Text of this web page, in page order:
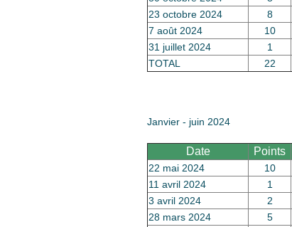
23 octobre 2024
8
7 août 2024
10
31 juillet 2024
1
TOTAL
22
Janvier - juin 2024
Date Points
22 mai 2024 10
11 avril 2024
1
3 avril 2024
2
28 mars 2024
5